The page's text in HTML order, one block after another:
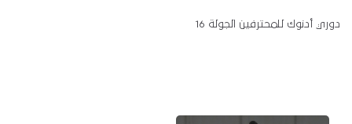
دوري أدنوك للمحترفين الجولة 16